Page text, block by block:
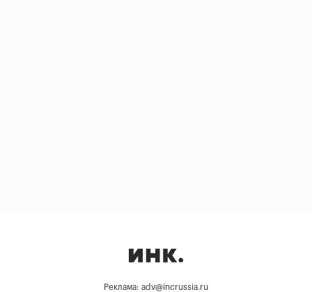
Реклама: adv@incrussia.ru